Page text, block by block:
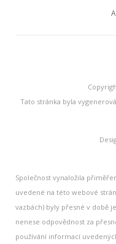
Tato stránka byla
Společnost vynaložila
uvedené na této webové
vazbách) byly přesné v době
nenese odpovědnost za
používání informací